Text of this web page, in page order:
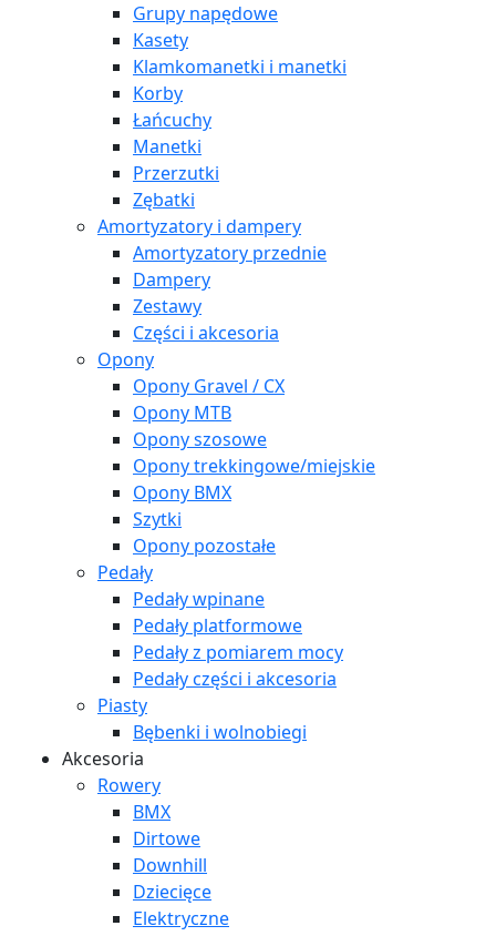
Grupy napędowe
Kasety
Klamkomanetki i manetki
Korby
Łańcuchy
Manetki
Przerzutki
Zębatki
Amortyzatory i dampery
Amortyzatory przednie
Dampery
Zestawy
Części i akcesoria
Opony
Opony Gravel / CX
Opony MTB
Opony szosowe
Opony trekkingowe/miejskie
Opony BMX
Szytki
Opony pozostałe
Pedały
Pedały wpinane
Pedały platformowe
Pedały z pomiarem mocy
Pedały części i akcesoria
Piasty
Bębenki i wolnobiegi
Akcesoria
Rowery
BMX
Dirtowe
Downhill
Dziecięce
Elektryczne